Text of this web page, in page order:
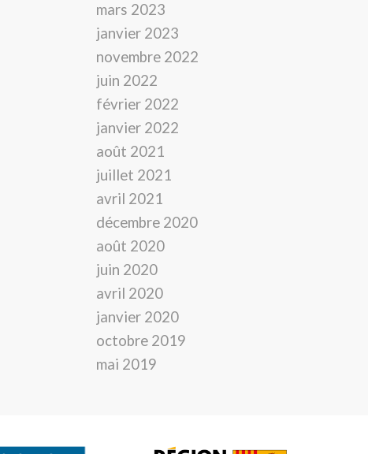
mars 2023
janvier 2023
novembre 2022
juin 2022
février 2022
janvier 2022
août 2021
juillet 2021
avril 2021
décembre 2020
août 2020
juin 2020
avril 2020
janvier 2020
octobre 2019
mai 2019